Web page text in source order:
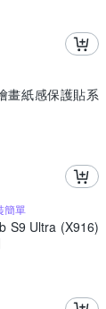
畫紙感保護貼系
簡單
S9 Ultra (X916)